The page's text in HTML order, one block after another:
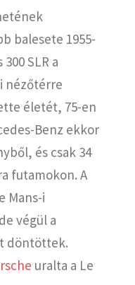
balesete 1955-
SLR a
nézőtérre
életét, 75-en
Benz ekkor
és csak 34
futamokon. A
Mans-i
végül a
döntöttek.
uralta a Le